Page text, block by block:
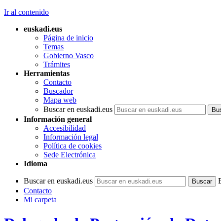
Ir al contenido
euskadi.eus
Página de inicio
Temas
Gobierno Vasco
Trámites
Herramientas
Contacto
Buscador
Mapa web
Buscar en euskadi.eus
Información general
Accesibilidad
Información legal
Política de cookies
Sede Electrónica
Idioma
Buscar en euskadi.eus
Contacto
Mi carpeta